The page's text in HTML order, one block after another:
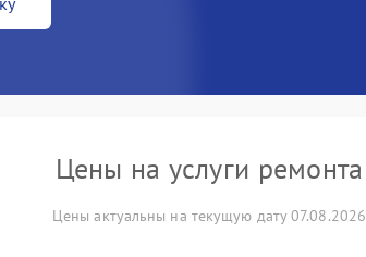
Цены на услуги ремонта
Цены актуальны на текущую дату 07.08.2026